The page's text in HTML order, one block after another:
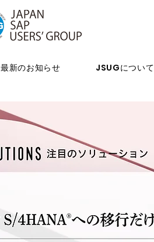
最新のお知らせ JSUGについて